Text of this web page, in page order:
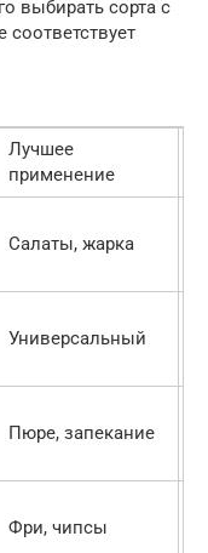
выбирать сорта с
Лучшее
применение
Салаты, жарка
Универсальный
Пюре, запекание
Фри, чипсы